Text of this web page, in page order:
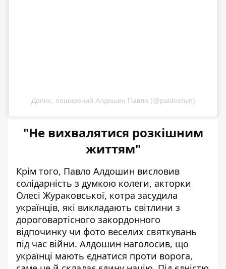
Допис, поширений Алдошин Павло (@paldoshyn)
"Не вихвалятися розкішним
життям"
Крім того, Павло Алдошин висловив
солідарність з думкою колеги, акторки
Олесі Жураковської, котра засудила
українців, які викладають світлини з
дороговартісного закордонного
відпочинку чи фото веселих святкувань
під час війни. Алдошин наголосив, що
українці мають єднатися проти ворога,